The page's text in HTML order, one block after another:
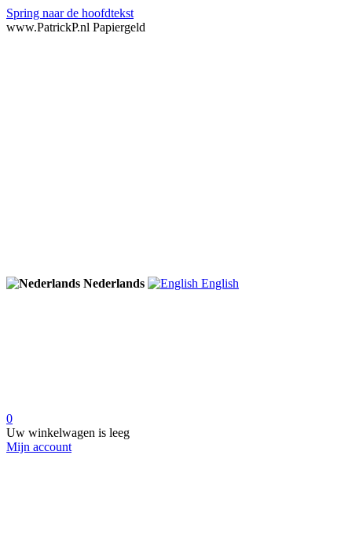
Spring naar de hoofdtekst
www.PatrickP.nl Papiergeld
Nederlands English
0
Uw winkelwagen is leeg
Mijn account